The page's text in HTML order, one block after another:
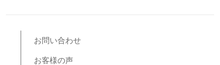
お問い合わせ
お客様の声